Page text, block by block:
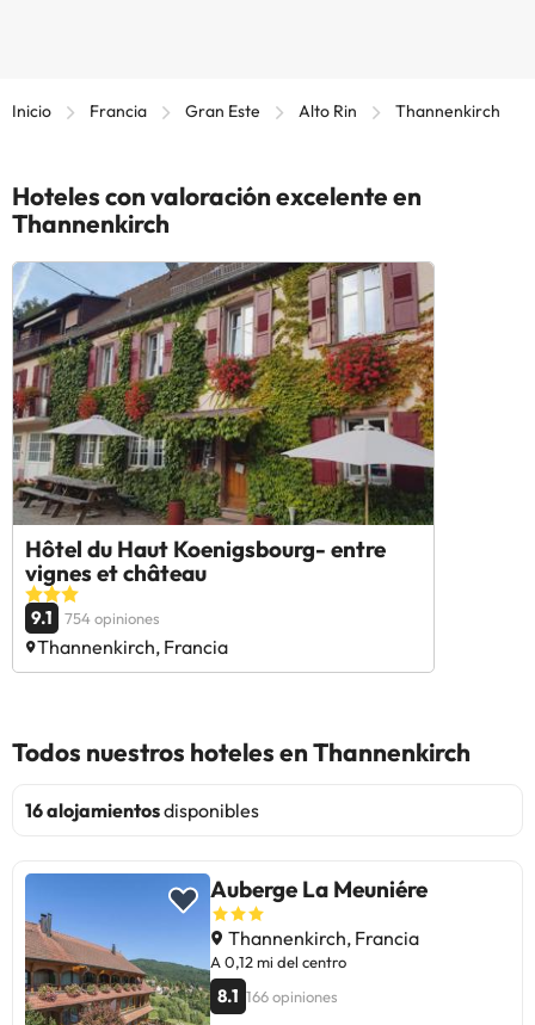
Inicio Francia Gran Este Alto Rin Thannenkirch
Hoteles con valoración excelente en
Thannenkirch
Hôtel du Haut Koenigsbourg- entre
vignes et château
9.1 754 opiniones
Thannenkirch, Francia
Todos nuestros hoteles en Thannenkirch
16 alojamientosdisponibles
Auberge La Meuniére
Thannenkirch, Francia
A 0,12 mi del centro
8.1 166 opiniones